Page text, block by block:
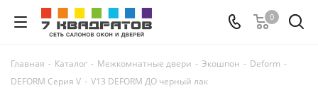
0
Главная - Каталог - Межкомнатные двери - Экошпон - Deform -
DEFORM Серия V - V13 DEFORM ДО черный лак